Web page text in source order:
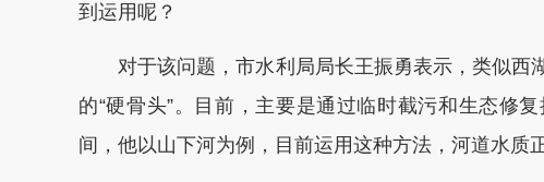
到运用呢？
对于该问题，市水利局局长王振勇表示，类似西
的“硬骨头”。目前，主要是通过临时截污和生态修
间，他以山下河为例，目前运用这种方法，河道水质